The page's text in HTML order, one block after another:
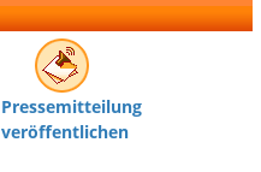
Pressemitteilung
veröffentlichen